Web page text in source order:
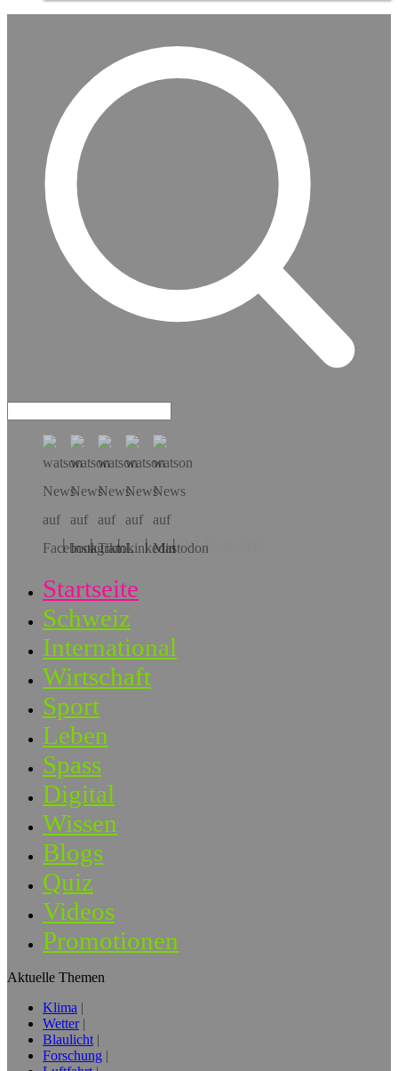
Hol dir die App!
Startseite
Schweiz
International
Wirtschaft
Sport
Leben
Spass
Digital
Wissen
Blogs
Quiz
Videos
Promotionen
Aktuelle Themen
Klima
Wetter
Blaulicht
Forschung